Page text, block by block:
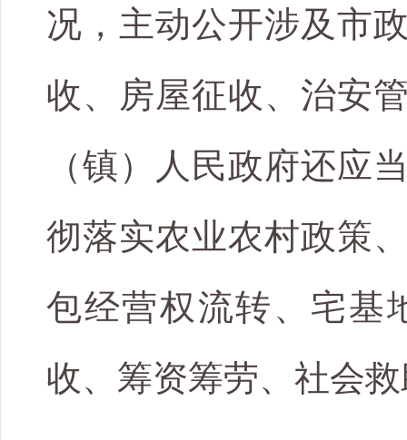
况，主动公开涉及市
收、房屋征收、治安
（镇）人民政府还应
彻落实农业农村政策
包经营权流转、宅基
收、筹资筹劳、社会